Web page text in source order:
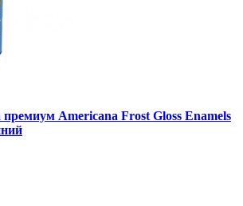
Americana Frost Gloss Enamels